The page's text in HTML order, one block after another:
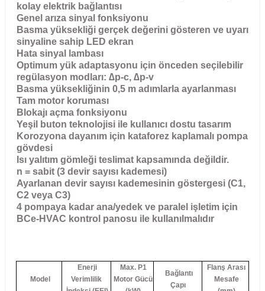
kolay elektrik bağlantısı
Genel arıza sinyal fonksiyonu
Basma yüksekliği gerçek değerini gösteren ve uyarı
sinyaline sahip LED ekran
Hata sinyal lambası
Optimum yük adaptasyonu için önceden seçilebilir
regülasyon modları: ∆p-c, ∆p-v
Basma yüksekliğinin 0,5 m adımlarla ayarlanması
Tam motor koruması
Blokajı açma fonksiyonu
Yeşil buton teknolojisi ile kullanıcı dostu tasarım
Korozyona dayanım için kataforez kaplamalı pompa
gövdesi
Isı yalıtım gömleği teslimat kapsamında değildir.
n = sabit (3 devir sayısı kademesi)
Ayarlanan devir sayısı kademesinin göstergesi (C1,
C2 veya C3)
4 pompaya kadar ana/yedek ve paralel işletim için
BCe-HVAC kontrol panosu ile kullanılmalıdır
Model
Enerji
Verimlilik
Max. P1
Motor Gücü
Bağlantı
Çapı
Flanş Arası
Mesafe